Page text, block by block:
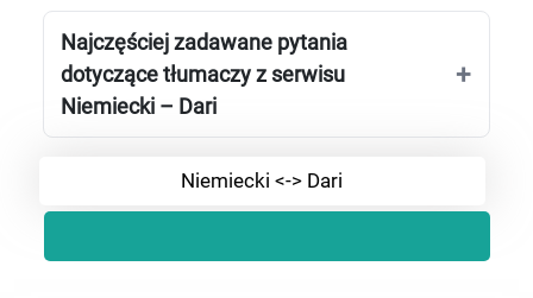
Najczęściej zadawane pytania
dotyczące tłumaczy z serwisu
Niemiecki – Dari
Niemiecki <-> Dari